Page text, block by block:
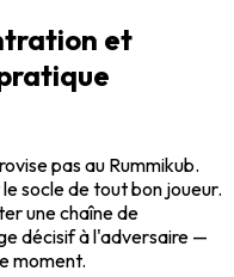
et
pas au Rummikub.
socle de tout bon joueur.
une chaîne de
décisif à l'adversaire —
moment.